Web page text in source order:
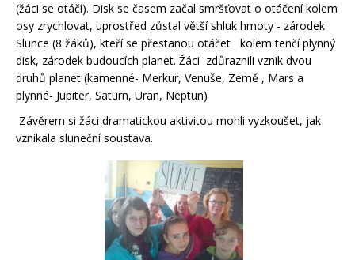
(žáci se otáčí). Disk se časem začal smršťovat o otáčení kolem
osy zrychlovat, uprostřed zůstal větší shluk hmoty - zárodek
Slunce (8 žáků), kteří se přestanou otáčet kolem tenčí plynný
disk, zárodek budoucích planet. Žáci zdůraznili vznik dvou
druhů planet (kamenné- Merkur, Venuše, Země , Mars a
plynné- Jupiter, Saturn, Uran, Neptun)
Závěrem si žáci dramatickou aktivitou mohli vyzkoušet, jak
vznikala sluneční soustava.